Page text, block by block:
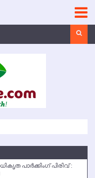
പാര്‍ക്കിംഗ് പിരിവ് :